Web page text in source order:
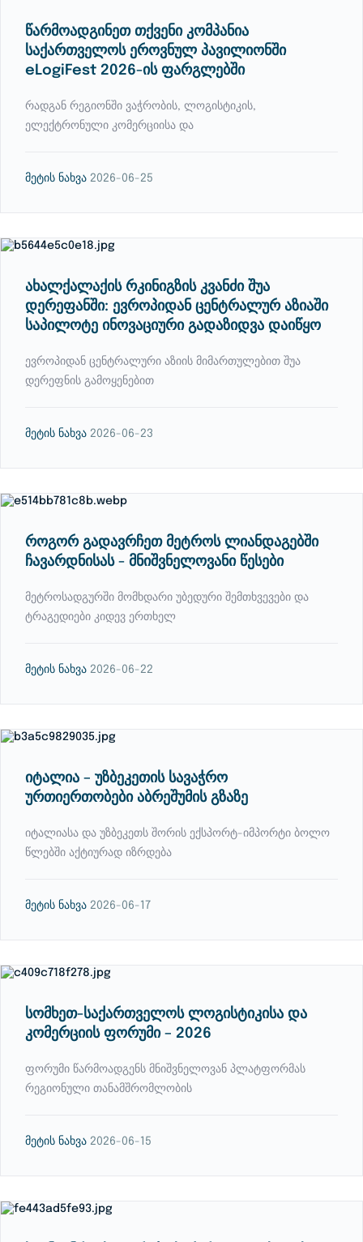
წარმოადგინეთ თქვენი კომპანია
საქართველოს ეროვნულ პავილიონში
eLogiFest 2026-ის ფარგლებში
რადგან რეგიონში ვაჭრობის, ლოგისტიკის,
ელექტრონული კომერციისა და
მეტის ნახვა 2026-06-25
ახალქალაქის რკინიგზის კვანძი შუა
დერეფანში: ევროპიდან ცენტრალურ აზიაში
საპილოტე ინოვაციური გადაზიდვა დაიწყო
ევროპიდან ცენტრალური აზიის მიმართულებით შუა
დერეფნის გამოყენებით
მეტის ნახვა 2026-06-23
როგორ გადავრჩეთ მეტროს ლიანდაგებში
ჩავარდნისას - მნიშვნელოვანი წესები
მეტროსადგურში მომხდარი უბედური შემთხვევები და
ტრაგედიები კიდევ ერთხელ
მეტის ნახვა 2026-06-22
იტალია – უზბეკეთის სავაჭრო
ურთიერთობები აბრეშუმის გზაზე
იტალიასა და უზბეკეთს შორის ექსპორტ-იმპორტი ბოლო
წლებში აქტიურად იზრდება
მეტის ნახვა 2026-06-17
სომხეთ-საქართველოს ლოგისტიკისა და
კომერციის ფორუმი – 2026
ფორუმი წარმოადგენს მნიშვნელოვან პლატფორმას
რეგიონული თანამშრომლობის
მეტის ნახვა 2026-06-15